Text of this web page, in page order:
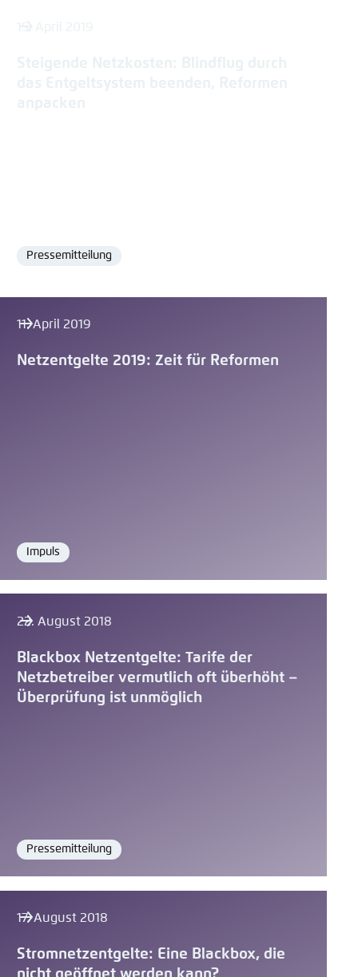
Format
Pressemitteilung
11. April 2019
Netzentgelte 2019: Zeit für Reformen
Format
Impuls
22. August 2018
Blackbox Netzentgelte: Tarife der
Netzbetreiber vermutlich oft überhöht –
Überprüfung ist unmöglich
Format
Pressemitteilung
17. August 2018
Stromnetzentgelte: Eine Blackbox, die